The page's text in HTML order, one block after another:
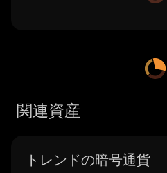
関連資産
トレンドの暗号通貨